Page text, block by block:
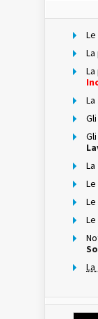
Le
La
Gli
Gli
La
Le
Le
Le
La